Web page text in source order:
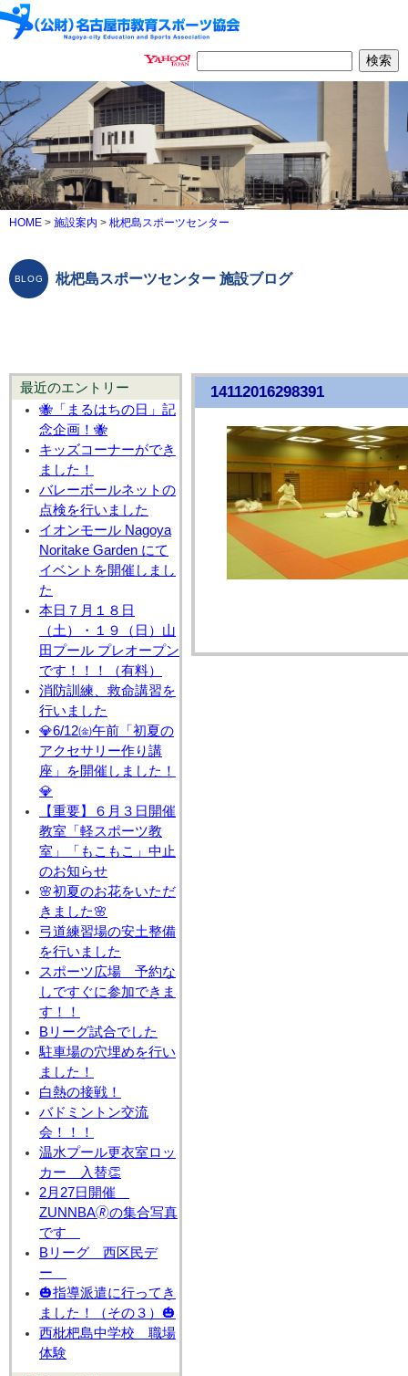
HOME > 施設案内 > 枇杷島スポーツセンター
枇杷島スポーツセンター 施設ブログ
最近のエントリー
🐝「まるはちの日」記
念企画！🐝
キッズコーナーができ
ました！
バレーボールネットの
点検を行いました
イオンモール Nagoya
Noritake Garden にて
イベントを開催しまし
た
本日７月１８日
（土）・１９（日）山
田プール プレオープン
です！！！（有料）
消防訓練、救命講習を
行いました
💎6/12㈮午前「初夏の
アクセサリー作り講
座」を開催しました！
💎
【重要】６月３日開催
教室「軽スポーツ教
室」「もこもこ」中止
のお知らせ
🌸初夏のお花をいただ
きました🌸
弓道練習場の安土整備
を行いました
スポーツ広場 予約な
しですぐに参加できま
す！！
Bリーグ試合でした
駐車場の穴埋めを行い
ました！
白熱の接戦！
バドミントン交流
会！！！
温水プール更衣室ロッ
カー 入替👏
2月27日開催
ZUNNBA🄬の集合写真
です
Bリーグ 西区民デ
ー
🎃指導派遣に行ってき
ました！（その３）🎃
西枇杷島中学校 職場
体験
14112016298391